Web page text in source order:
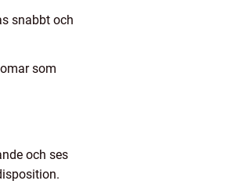
snabbt och
som
och ses